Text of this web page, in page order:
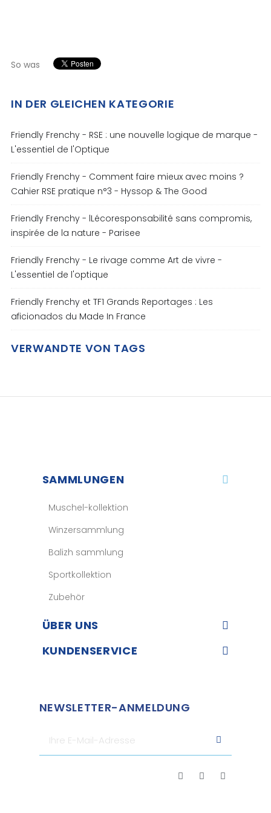
So was
IN DER GLEICHEN KATEGORIE
Friendly Frenchy - RSE : une nouvelle logique de marque -
L'essentiel de l'Optique
Friendly Frenchy - Comment faire mieux avec moins ?
Cahier RSE pratique n°3 - Hyssop & The Good
Friendly Frenchy - lLécoresponsabilité sans compromis,
inspirée de la nature - Parisee
Friendly Frenchy - Le rivage comme Art de vivre -
L'essentiel de l'optique
Friendly Frenchy et TF1 Grands Reportages : Les
aficionados du Made In France
VERWANDTE VON TAGS
SAMMLUNGEN
Muschel-kollektion
Winzersammlung
Balizh sammlung
Sportkollektion
Zubehör
ÜBER UNS​
KUNDENSERVICE​
NEWSLETTER-ANMELDUNG